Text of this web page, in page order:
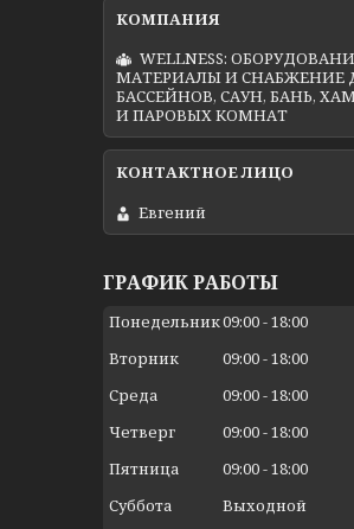
WELLNESS:
МАТЕРИАЛЫ И СНАБЖЕНИЕ
БАССЕЙНОВ, САУН, БАНЬ,
И ПАРОВЫХ КОМНАТ
Евгений
ГРАФИК РАБОТЫ
Понедельник09:00 18:00
Вторник
09:00 18:00
Среда
09:00 18:00
Четверг
09:00 18:00
Пятница
09:00 18:00
Суббота
Выходной